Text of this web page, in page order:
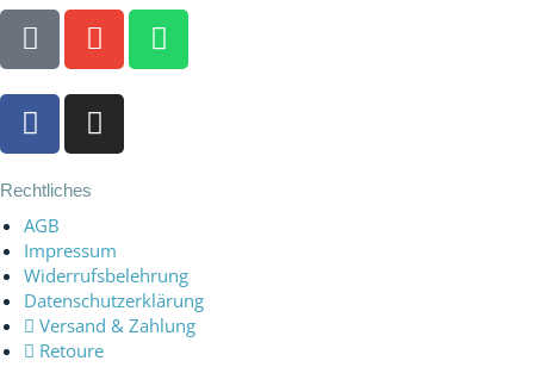
P
h
o
n
e
E
n
v
e
l
W
h
a
F
a
c
e
b
o
o
k
-
I
n
s
g
r
a
m
Rechtliches
AGB
Impressum
Widerrufsbelehrung
Datenschutzerklärung
Versand & Zahlung
Retoure